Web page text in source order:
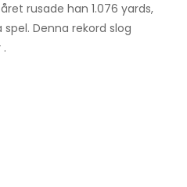
rusade han 1.076 yards,
Denna rekord slog
.